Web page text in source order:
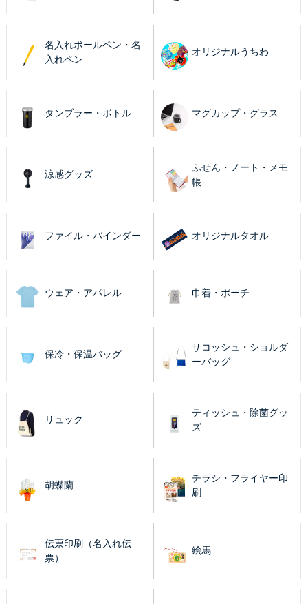
名入れボールペン・名
入れペン
オリジナルうちわ
タンブラー・ボトル マグカップ・グラス
涼感グッズ
ふせん・ノート・メモ
帳
ファイル・バインダー オリジナルタオル
ウェア・アパレル 巾着・ポーチ
保冷・保温バッグ
サコッシュ・ショルダ
ーバッグ
リュック
ティッシュ・除菌グッ
ズ
胡蝶蘭
チラシ・フライヤー印
刷
伝票印刷（名入れ伝
票）
絵馬